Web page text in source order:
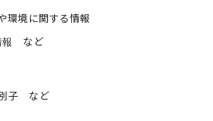
環境に関する情報
報 など
別子 など